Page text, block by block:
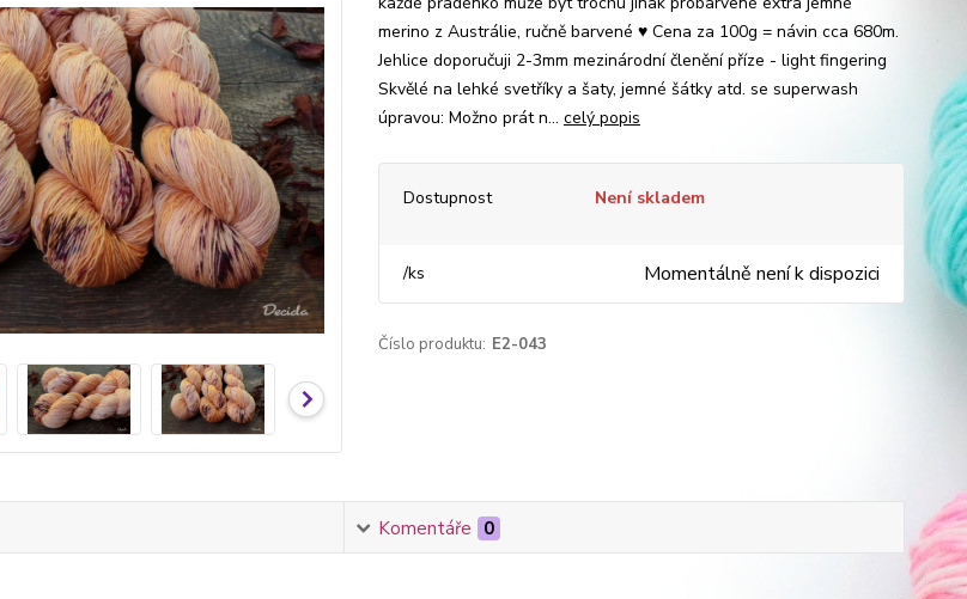
merino z Austrálie, ručně barvené ♥ Cena za 100g = návin cca 680m.
Jehlice doporučuji 2-3mm mezinárodní členění příze - light fingering
Skvělé na lehké svetříky a šaty, jemné šátky atd. se superwash
úpravou: Možno prát n... celý popis
Dostupnost Není skladem
/ks Momentálně není k dispozici
Číslo produktu: E2-043
Komentáře 0